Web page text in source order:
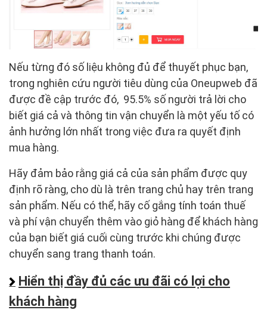
Nếu từng đó số liệu không đủ để thuyết phục bạn,
trong nghiên cứu người tiêu dùng của Oneupweb đã
được đề cập trước đó, 95.5% số người trả lời cho
biết giá cả và thông tin vận chuyển là một yếu tố có
ảnh hưởng lớn nhất trong việc đưa ra quyết định
mua hàng.
Hãy đảm bảo rằng giá cả của sản phẩm được quy
định rõ ràng, cho dù là trên trang chủ hay trên trang
sản phẩm. Nếu có thể, hãy cố gắng tính toán thuế
và phí vận chuyển thêm vào giỏ hàng để khách hàng
của bạn biết giá cuối cùng trước khi chúng được
chuyển sang trang thanh toán.
Hiển thị đầy đủ các ưu đãi có lợi cho
khách hàng